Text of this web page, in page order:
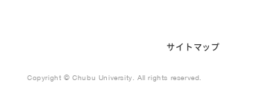
サイトマップ
Copyright © Chubu University. All rights reserved.